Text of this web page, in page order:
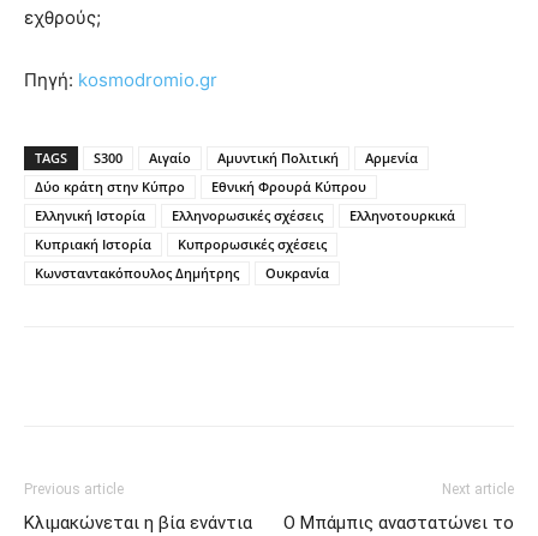
εχθρούς;
Πηγή: kosmodromio.gr
TAGS S300 Αιγαίο Αμυντική Πολιτική
Αρμενία
Δύο κράτη στην Κύπρο
Εθνική Φρουρά Κύπρου
Ελληνική Ιστορία
Ελληνορωσικές σχέσεις
Ελληνοτουρκικά
Κυπριακή Ιστορία
Κυπρορωσικές σχέσεις
Κωνσταντακόπουλος Δημήτρης
Ουκρανία
Previous article
Κλιμακώνεται η βία ενάντια
Next article
Ο Μπάμπις αναστατώνει το